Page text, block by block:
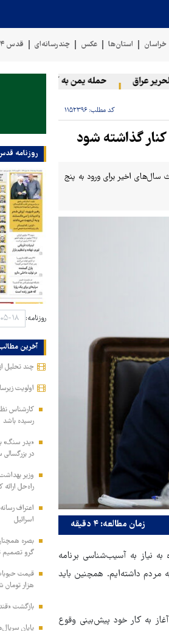
خراسان استان‌ها عکس چندرسانه‌ای قدس ۲۴
حمله یمن به آرامکو
کد مطلب: ۱۱۵۲۳۹۶
گذاشته شود
سال‌های اخیر برای ورود به پنج
زمان مطالعه: ۴ دقیقه
نیاز به آسیب‌شناسی برنامه
مردم داشته‌ایم. همچنین باید
به کار خود پیش‌بینی وقوع
روزنامه
روزنامه:
آخرین
چند تحلیل
اولویت
رسیده باشد
«پدر سنگ»
در بزرگسالی
وزیر
راه‌حل ارائه
اعتراف
اسرائیل
بصره
گرو تصمیم
هزار تومان
بازگشت